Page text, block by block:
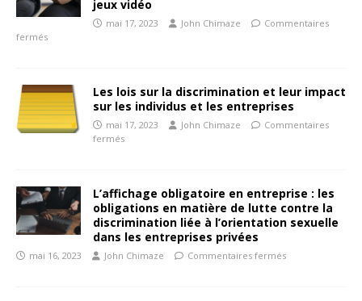
jeux vidéo
mai 17, 2023 John Chimaze
Commentaires
fermés
Les lois sur la discrimination et leur impact
sur les individus et les entreprises
mai 17, 2023 John Chimaze
Commentaires
fermés
L’affichage obligatoire en entreprise : les
obligations en matière de lutte contre la
discrimination liée à l’orientation sexuelle
dans les entreprises privées
mai 16, 2023 John Chimaze Commentaires fermés